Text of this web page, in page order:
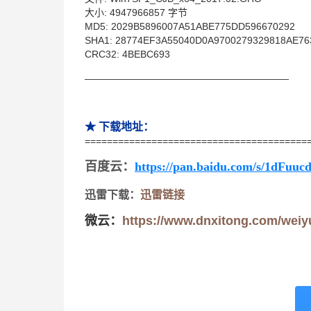
大小: 4947966857 字节
MD5: 2029B5896007A51ABE775DD596670292
SHA1:
CRC32: 4BEBC693
—————————————————————
★ 下载地址：
百度云： https://pan.baidu.com/s/
迅雷下载： 迅雷链接
微云： https://www.dnxitong.com/